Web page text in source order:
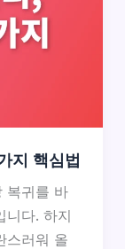
지 핵심법
복귀를 바
니다. 하지
스러워 올